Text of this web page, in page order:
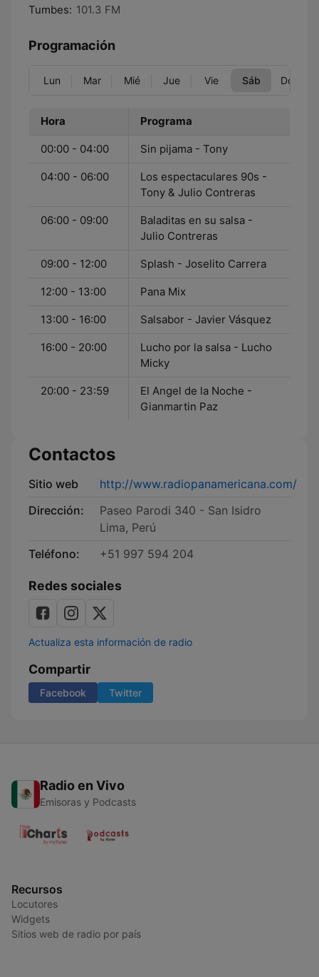
Tumbes: 101.3 FM
Programación
Lun Mar Mié Jue Vie Sáb Dom
Hora Programa
00:00 - 04:00 Sin pijama - Tony
04:00 - 06:00
Los espectaculares 90s -
Tony & Julio Contreras
06:00 - 09:00
Baladitas en su salsa -
Julio Contreras
09:00 - 12:00 Splash - Joselito Carrera
12:00 - 13:00 Pana Mix
13:00 - 16:00 Salsabor - Javier Vásquez
16:00 - 20:00
Lucho por la salsa - Lucho
Micky
20:00 - 23:59
El Angel de la Noche -
Gianmartin Paz
Contactos
Sitio web
http://www.radiopanamericana.com/
Dirección:
Paseo Parodi 340 - San Isidro
Lima, Perú
Teléfono:
+51 997 594 204
Redes sociales
Actualiza esta información de radio
Compartir
Facebook Twitter
Radio en Vivo
Emisoras y Podcasts
Recursos
Locutores
Widgets
Sitios web de radio por país